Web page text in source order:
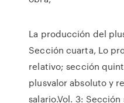
La producción del
Sección cuarta, Lo
relativo; sección
plusvalor absoluto y
salario.Vol. 3: